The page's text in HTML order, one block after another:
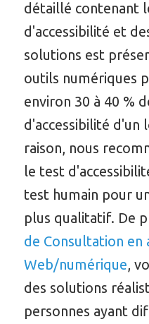
détaillé contenant
d'accessibilité et
solutions est
outils numériques
environ 30 à 40 %
d'accessibilité d'un
raison, nous
le test
test humain pour
plus qualitatif. De
de Consultation en
Web/numérique,
des solutions
personnes ayant